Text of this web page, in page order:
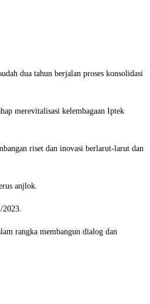
dua tahun berjalan proses konsolidasi
merevitalisasi kelembagaan Iptek
riset dan inovasi berlarut-larut dan
anjlok.
2023.
rangka membangun dialog dan